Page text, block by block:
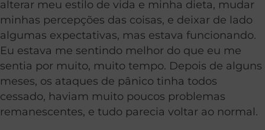
alterar meu estilo de vida e minha dieta, mudar
minhas percepções das coisas, e deixar de lado
algumas expectativas, mas estava funcionando.
Eu estava me sentindo melhor do que eu me
sentia por muito, muito tempo. Depois de alguns
meses, os ataques de pânico tinha todos
cessado, haviam muito poucos problemas
remanescentes, e tudo parecia voltar ao normal.